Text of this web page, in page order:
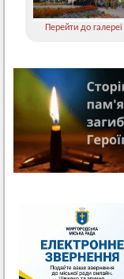
Перейти до галереї